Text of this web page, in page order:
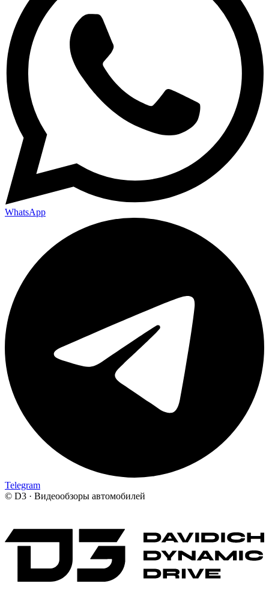
WhatsApp
Telegram
© D3 · Видеообзоры автомобилей